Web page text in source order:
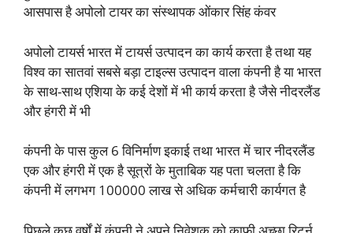
आसपास है अपोलो टायर का संस्थापक ओंकार सिंह कंवर
अपोलो टायर्स भारत में टायर्स उत्पादन का कार्य करता है तथा यह
विश्व का सातवां सबसे बड़ा टाइल्स उत्पादन वाला कंपनी है या भारत
के साथ-साथ एशिया के कई देशों में भी कार्य करता है जैसे नीदरलैंड
और हंगरी में भी
कंपनी के पास कुल 6 विनिर्माण इकाई तथा भारत में चार नीदरलैंड
एक और हंगरी में एक है सूत्रों के मुताबिक यह पता चलता है कि
कंपनी में लगभग 100000 लाख से अधिक कर्मचारी कार्यगत है